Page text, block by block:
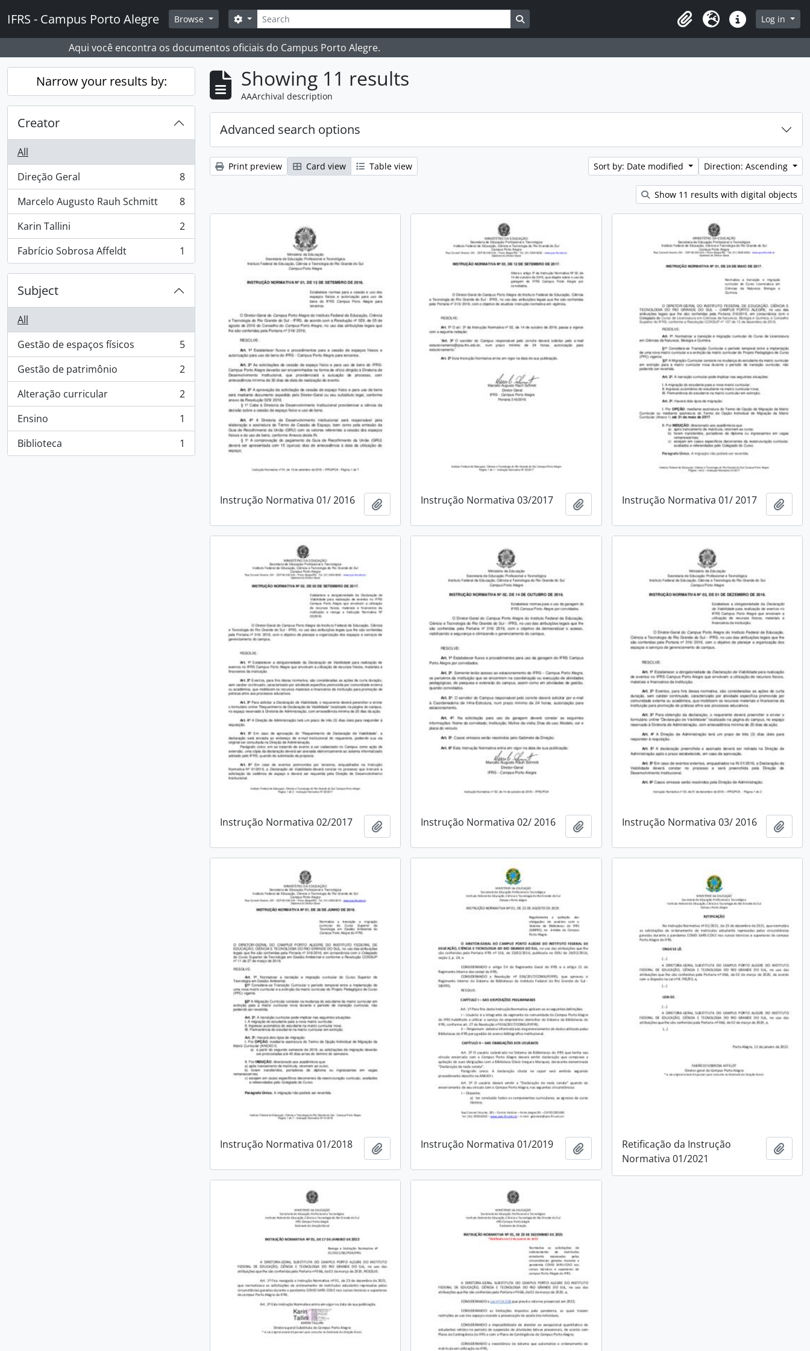
IFRS - Campus Porto Alegre Browse Search
Search options Search in browse page
ClipboardLanguageQuick linksLog in
Aqui você encontra os documentos oficiais do Campus Porto Alegre.
Narrow your results by:
Creator
All
Direção Geral
, 8 results
8
Marcelo Augusto Rauh Schmitt
, 8 results
8
Karin Tallini
, 2 results
2
Fabrício Sobrosa Affeldt
, 1 results 1
Subject
All
Gestão de espaços físicos
, 5 results
5
Gestão de patrimônio
, 2 results
2
Alteração curricular
, 2 results
2
Ensino
, 1 results
1
Biblioteca
, 1 results 1
Showing 11 results
AAArchival description
Advanced search options
Print preview Card view Table view Sort by: Date modified Direction: Ascending
Show 11 results with digital objects
Instrução Normativa 01/ 2016 Add to clipboard
Instrução Normativa 03/2017 Add to clipboardInstrução Normativa 01/ 2017 Add
Instrução Normativa 02/2017 Add to clipboard
Instrução Normativa 02/ 2016 Add to clipboardInstrução Normativa 03/ 2016 Add
Instrução Normativa 01/2018 Add to clipboard
Instrução Normativa 01/2019 Add to clipboardRetificação da Instrução
Normativa 01/2021
Add